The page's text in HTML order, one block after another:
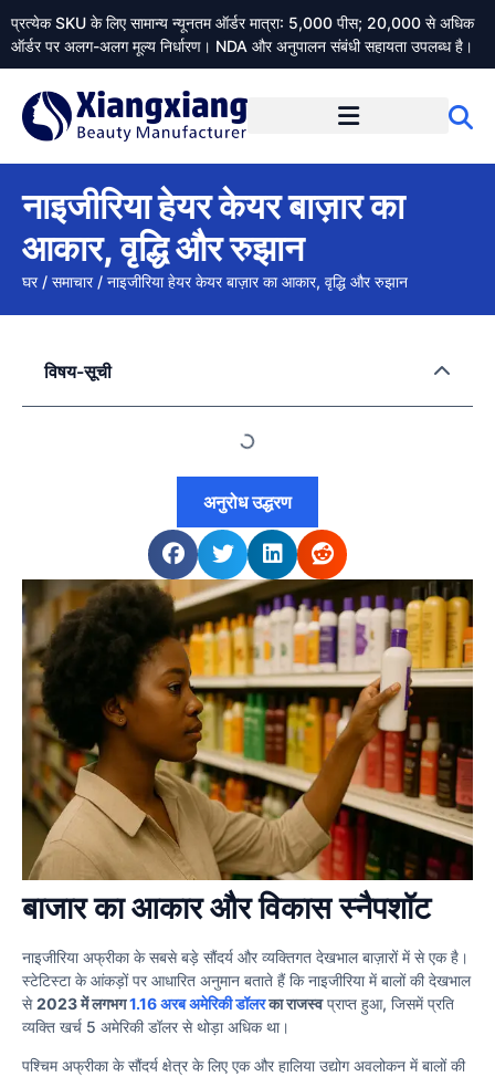
प्रत्येक SKU के लिए सामान्य न्यूनतम ऑर्डर मात्रा: 5,000 पीस; 20,000 से अधिक
ऑर्डर पर अलग-अलग मूल्य निर्धारण। NDA और अनुपालन संबंधी सहायता उपलब्ध है।
नाइजीरिया हेयर केयर बाज़ार का
आकार, वृद्धि और रुझान
घर/ समाचार/ नाइजीरिया हेयर केयर बाज़ार का आकार, वृद्धि और रुझान
बाजार का आकार और विकास स्नैपशॉट
नाइजीरिया अफ्रीका के सबसे बड़े सौंदर्य और व्यक्तिगत देखभाल बाज़ारों में से एक है।
स्टेटिस्टा के आंकड़ों पर आधारित अनुमान बताते हैं कि नाइजीरिया में बालों की देखभाल
से2023 में लगभग1.16 अरब अमेरिकी डॉलरका राजस्वप्राप्त हुआ, जिसमें प्रति
व्यक्ति खर्च 5 अमेरिकी डॉलर से थोड़ा अधिक था।
पश्चिम अफ्रीका के सौंदर्य क्षेत्र के लिए एक और हालिया उद्योग अवलोकन में बालों की
विषय-सूची
अनुरोध उद्धरण